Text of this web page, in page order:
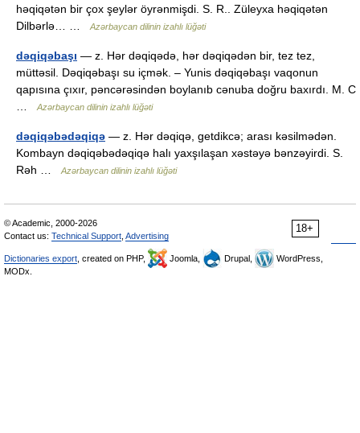
həqiqətən bir çox şeylər öyrənmişdi. S. R.. Züleyxa həqiqətən
Dilbərlə… …
Azərbaycan dilinin izahlı lüğəti
dəqiqəbaşı — z. Hər dəqiqədə, hər dəqiqədən bir, tez tez,
müttəsil. Dəqiqəbaşı su içmək. – Yunis dəqiqəbaşı vaqonun
qapısına çıxır, pəncərəsindən boylanıb cənuba doğru baxırdı. M. C
Azərbaycan dilinin izahlı lüğəti
dəqiqəbədəqiqə — z. Hər dəqiqə, getdikcə; arası kəsilmədən.
Kombayn dəqiqəbədəqiqə halı yaxşılaşan xəstəyə bənzəyirdi. S.
Rəh …
Azərbaycan dilinin izahlı lüğəti
18+
© Academic, 2000-2026
Contact us: Technical Support Advertising
Dictionaries export , created on PHP, Joomla, Drupal,
WordPress,
MODx.